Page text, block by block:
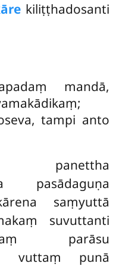
kiliṭṭhadosanti
mandā,
tampi anto
pasādaguṇa
saṃyuttā
suvuttanti
parāsu
vuttaṃ punā